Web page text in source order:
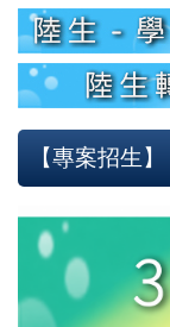
【專案招生】